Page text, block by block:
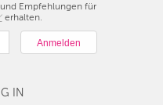
Empfehlungen für
erhalten.
IN